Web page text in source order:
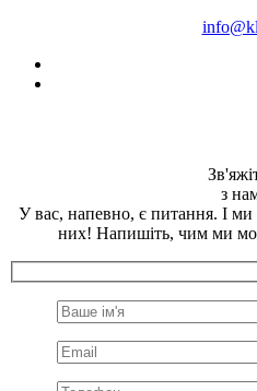
з
У вас, напевно, є питання. І ми
них! Напишіть, чим ми